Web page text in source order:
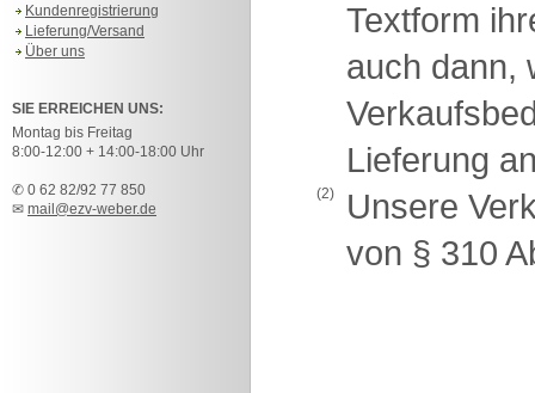
Kundenregistrierung
Lieferung/Versand
Über uns
SIE ERREICHEN UNS:
Montag bis Freitag
8:00-12:00 + 14:00-18:00 Uhr
✆ 0 62 82/92 77 850
✉ mail@ezv-weber.de
Textform
auch dann,
Lieferung
(2)
Unsere
von § 310